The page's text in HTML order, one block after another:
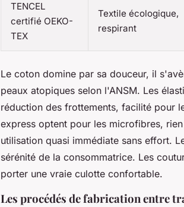
TENCEL
certifié OEKO-
TEX
Textile écologique,
respirant
Le coton domine par sa douceur, il
peaux atopiques selon l'ANSM. Les
réduction des frottements, facilité pour
express optent pour les microfibres,
utilisation quasi immédiate sans effort.
sérénité de la consommatrice. Les
porter une vraie culotte confortable.
Les procédés de fabrication entre